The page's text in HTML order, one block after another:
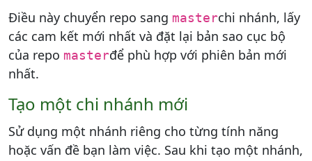
Điều này chuyển repo sang masterchi nhánh, lấy
các cam kết mới nhất và đặt lại bản sao cục bộ
của repo masterđể phù hợp với phiên bản mới
nhất.
Tạo một chi nhánh mới
Sử dụng một nhánh riêng cho từng tính năng
hoặc vấn đề bạn làm việc. Sau khi tạo một nhánh,